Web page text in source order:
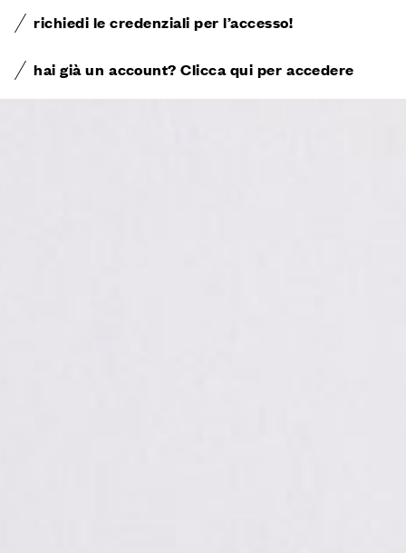
richiedi le credenziali per l’accesso!
hai già un account? Clicca qui per accedere